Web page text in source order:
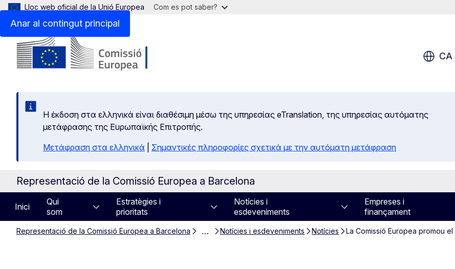
Anar al contingut principal
Lloc web oficial de la Unió Europea Com es pot saber?
CA
Η έκδοση στα ελληνικά είναι διαθέσιμη μέσω της υπηρεσίας eTranslation, της υπηρεσίας αυτόματης
μετάφρασης της Ευρωπαϊκής Επιτροπής.
Μετάφραση στα ελληνικά
Σημαντικές πληροφορίες σχετικά με την αυτόματη μετάφραση
Representació de la Comissió Europea a Barcelona
Inici
Qui
som
Estratègies i
prioritats
Notícies i
esdeveniments
Empreses i
finançament
Representació de la Comissió Europea a Barcelona … Notícies i esdeveniments Notícies La Comissió Europea promou